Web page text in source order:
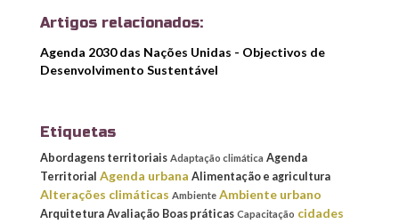
Artigos relacionados:
Agenda 2030 das Nações Unidas - Objectivos de
Desenvolvimento Sustentável
Etiquetas
Abordagens territoriais Adaptação climática Agenda
Territorial Agenda urbana Alimentação e agricultura
Alterações climáticas Ambiente Ambiente urbano
Arquitetura Avaliação Boas práticas Capacitação cidades